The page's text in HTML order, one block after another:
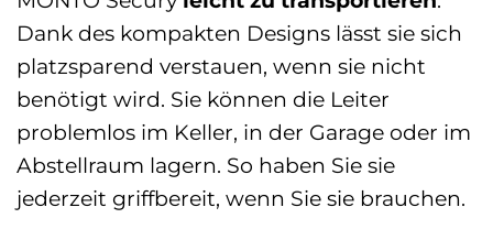
Dank des kompakten Designs lässt sie sich
platzsparend verstauen, wenn sie nicht
benötigt wird. Sie können die Leiter
problemlos im Keller, in der Garage oder im
Abstellraum lagern. So haben Sie sie
jederzeit griffbereit, wenn Sie sie brauchen.